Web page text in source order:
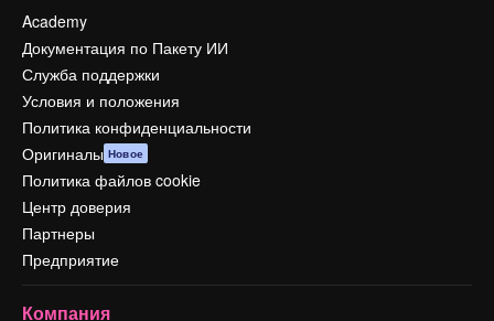
Academy
Документация по Пакету ИИ
Служба поддержки
Условия и положения
Политика конфиденциальности
Оригиналы Новое
Политика файлов cookie
Центр доверия
Партнеры
Предприятие
Компания